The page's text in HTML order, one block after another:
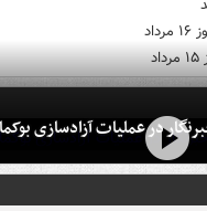
در عملیات آزادسازی